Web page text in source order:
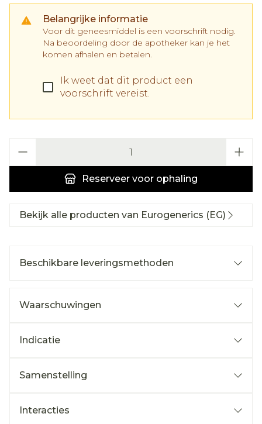
Belangrijke informatie
Voor dit geneesmiddel is een voorschrift nodig.
Na beoordeling door de apotheker kan je het
komen afhalen en betalen.
Ik weet dat dit product een
voorschrift vereist.
Reserveer voor ophaling
Bekijk alle producten van Eurogenerics (EG)
Beschikbare leveringsmethoden
Waarschuwingen
Indicatie
Samenstelling
Interacties